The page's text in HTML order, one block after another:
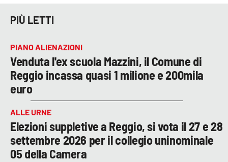
PIÙ LETTI
PIANO ALIENAZIONI
Venduta l'ex scuola Mazzini, il Comune di
Reggio incassa quasi 1 milione e 200mila
euro
ALLE URNE
Elezioni suppletive a Reggio, si vota il 27 e 28
settembre 2026 per il collegio uninominale
05 della Camera